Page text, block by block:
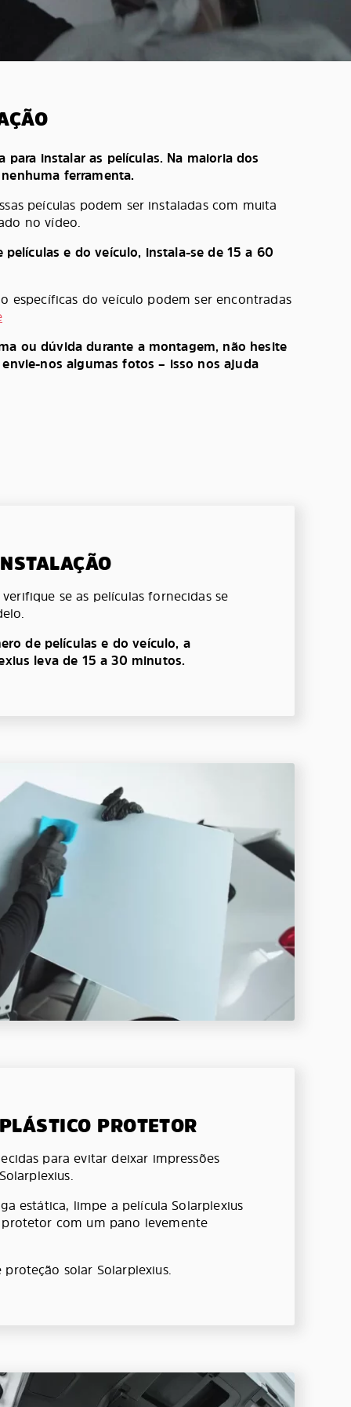
para instalar as películas. Na maioria dos
ferramenta.
peículas podem ser instaladas com muita
no vídeo.
e do veículo, instala-se de 15 a 60
específicas do veículo podem ser encontradas
ou dúvida durante a montagem, não hesite
nos algumas fotos – isso nos ajuda
se as películas fornecidas se
de películas e do veículo, a
leva de 15 a 30 minutos.
PROTETOR
para evitar deixar impressões
estática, limpe a película Solarplexius
com um pano levemente
solar Solarplexius.